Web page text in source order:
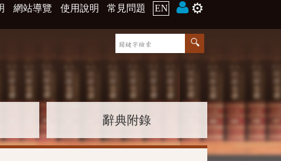
網站導覽 使用說明 常見問題 EN ⚙️
辭典附錄